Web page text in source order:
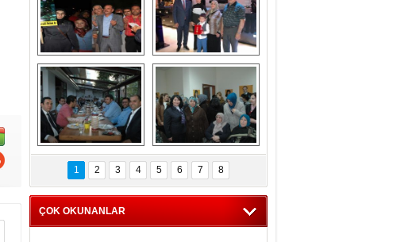
Gölbaşı GAZZE
İÇİN YÜRÜDÜ
Kaymakamlıktan
iftar yemeği
Kaymakamlıktan
iftar yemeği
NERGÜL
YILDIRIM SEÇİM
BÜROSUNU AÇTI
1 2 3 4 5 6 7 8
ÇOK OKUNANLAR